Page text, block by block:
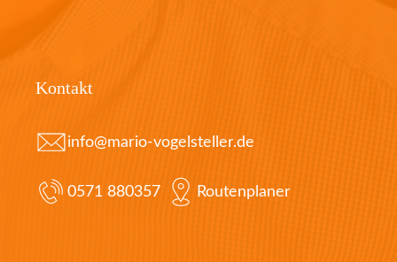
Kontakt
info@mario-vogelsteller.de
0571 880357 Routenplaner